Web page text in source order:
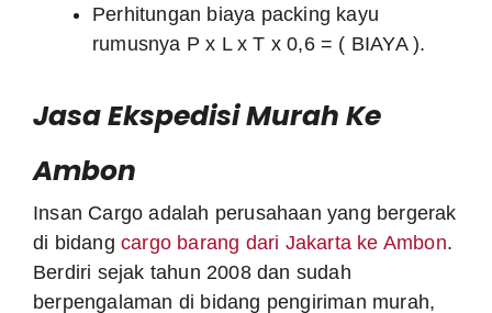
Perhitungan biaya packing kayu
rumusnya P x L x T x 0,6 = ( BIAYA ).
Jasa Ekspedisi Murah Ke
Ambon
Insan Cargo adalah perusahaan yang bergerak
di bidang cargo barang dari Jakarta ke Ambon.
Berdiri sejak tahun 2008 dan sudah
berpengalaman di bidang pengiriman murah,